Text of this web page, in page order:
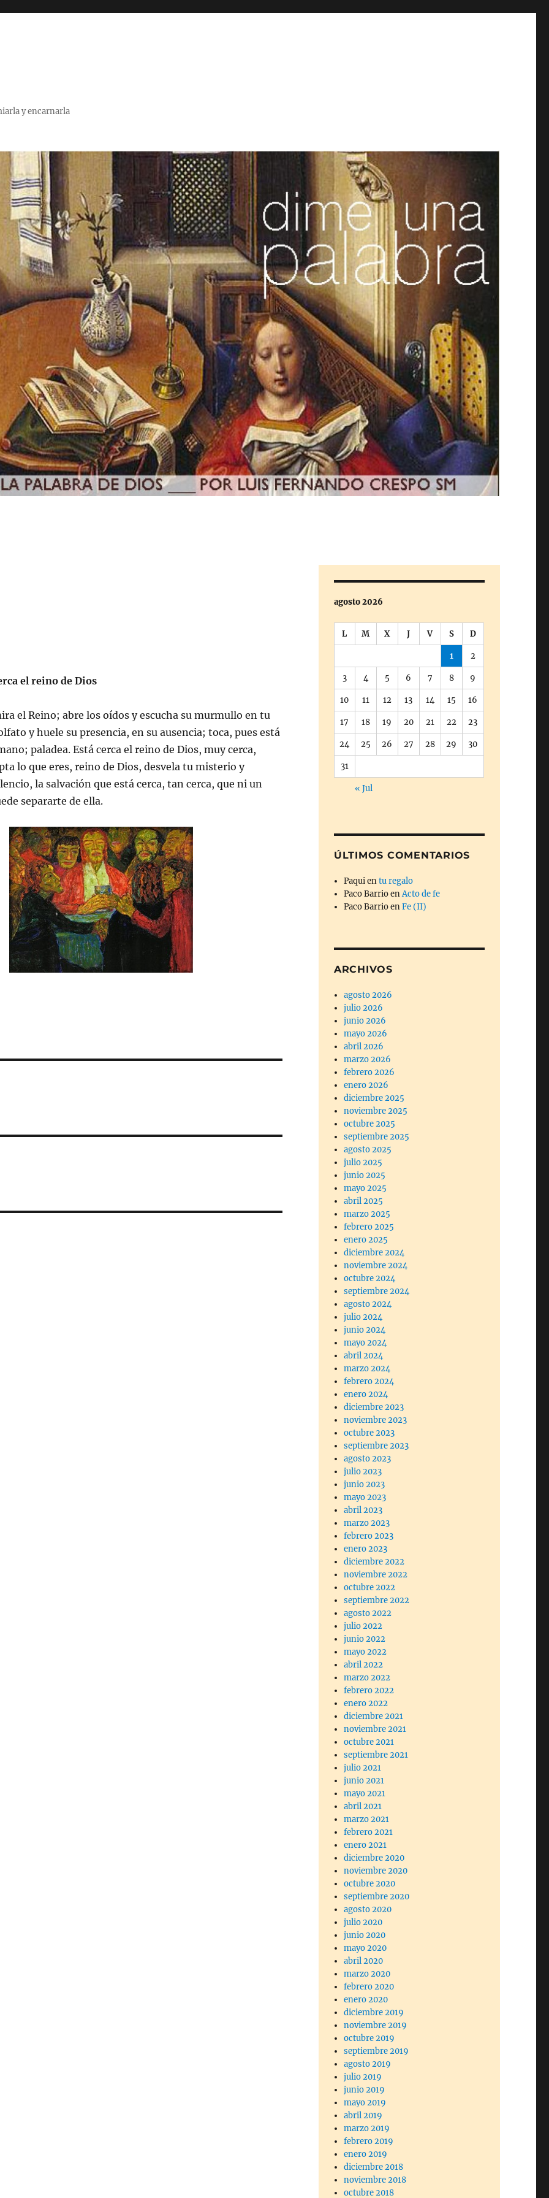
y encarnarla
el reino de Dios
el Reino; abre los oídos y escucha su murmullo en tu
y huele su presencia, en su ausencia; toca, pues está
paladea. Está cerca el reino de Dios, muy cerca,
lo que eres, reino de Dios, desvela tu misterio y
la salvación que está cerca, tan cerca, que ni un
separarte de ella.
agosto 2026
L M X J V S D
1 2
3 4 5 6 7 8 9
10 11 12 13 14 15 16
17 18 19 20 21 22 23
24 25 26 27 28 29 30
31
« Jul
ÚLTIMOS COMENTARIOS
Paquientu regalo
Paco BarrioenActo de fe
Paco BarrioenFe (II)
ARCHIVOS
agosto 2026
julio 2026
junio 2026
mayo 2026
abril 2026
marzo 2026
febrero 2026
enero 2026
diciembre 2025
noviembre 2025
octubre 2025
septiembre 2025
agosto 2025
julio 2025
junio 2025
mayo 2025
abril 2025
marzo 2025
febrero 2025
enero 2025
diciembre 2024
noviembre 2024
octubre 2024
septiembre 2024
agosto 2024
julio 2024
junio 2024
mayo 2024
abril 2024
marzo 2024
febrero 2024
enero 2024
diciembre 2023
noviembre 2023
octubre 2023
septiembre 2023
agosto 2023
julio 2023
junio 2023
mayo 2023
abril 2023
marzo 2023
febrero 2023
enero 2023
diciembre 2022
noviembre 2022
octubre 2022
septiembre 2022
agosto 2022
julio 2022
junio 2022
mayo 2022
abril 2022
marzo 2022
febrero 2022
enero 2022
diciembre 2021
noviembre 2021
octubre 2021
septiembre 2021
julio 2021
junio 2021
mayo 2021
abril 2021
marzo 2021
febrero 2021
enero 2021
diciembre 2020
noviembre 2020
octubre 2020
septiembre 2020
agosto 2020
julio 2020
junio 2020
mayo 2020
abril 2020
marzo 2020
febrero 2020
enero 2020
diciembre 2019
noviembre 2019
octubre 2019
septiembre 2019
agosto 2019
julio 2019
junio 2019
mayo 2019
abril 2019
marzo 2019
febrero 2019
enero 2019
diciembre 2018
noviembre 2018
octubre 2018